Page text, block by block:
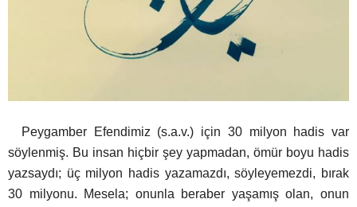
Peygamber Efendimiz (s.a.v.) için 30 milyon hadis var
söylenmiş. Bu insan hiçbir şey yapmadan, ömür boyu hadis
yazsaydı; üç milyon hadis yazamazdı, söyleyemezdi, bırak
30 milyonu. Mesela; onunla beraber yaşamış olan, onun